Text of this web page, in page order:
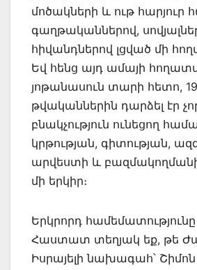
մոծակների և ութ հարյուր
գաղթականներով,
հիվանդներով լցված մի
Եվ հենց այդ ամայի
յոթանասուն տարի հետո,
թվականներին դարձել էր
բնակչություն ունեցող
կրթության, գիտության,
արվեստի և
մի երկիր։
Երկրորդ համեմատությունը
Հաստատ տեղյակ եք, թե
Իսրայելի նախագահ՝ Շիմոն